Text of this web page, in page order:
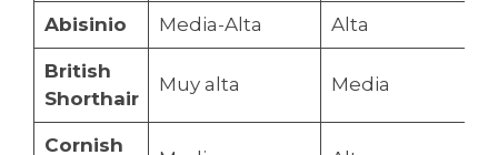
Abisinio Media-Alta Alta
British
Shorthair
Muy alta Media
Cornish